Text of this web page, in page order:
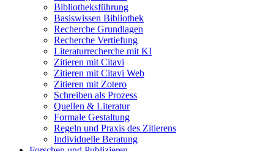
Bibliotheksführung
Basiswissen Bibliothek
Recherche Grundlagen
Recherche Vertiefung
Literaturrecherche mit KI
Zitieren mit Citavi
Zitieren mit Citavi Web
Zitieren mit Zotero
Schreiben als Prozess
Quellen & Literatur
Formale Gestaltung
Regeln und Praxis des Zitierens
Individuelle Beratung